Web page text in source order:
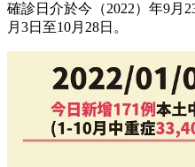
確診日介於今（2022）年9月
月3日至10月28日。